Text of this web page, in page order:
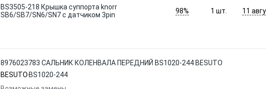
BS3505-218 Крышка суппорта knorr
SB6/SB7/SN6/SN7 с датчиком 3pin
98% 1шт. 11
8976023783 САЛЬНИК КОЛЕНВАЛА ПЕРЕДНИЙ BS1020-244 BESUTO
BESUTO BS1020-244